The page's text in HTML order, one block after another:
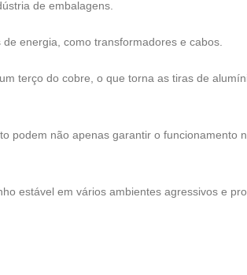
de embalagens.
energia, como transformadores e cabos.
terço do cobre, o que torna as tiras de
podem não apenas garantir o funcionamento
estável em vários ambientes agressivos e